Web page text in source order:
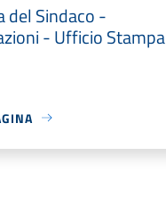
del Sindaco -
- Ufficio Stampa